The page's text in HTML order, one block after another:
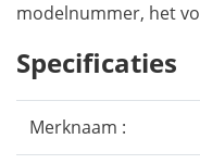
modelnummer, het
Specificaties
Merknaam :